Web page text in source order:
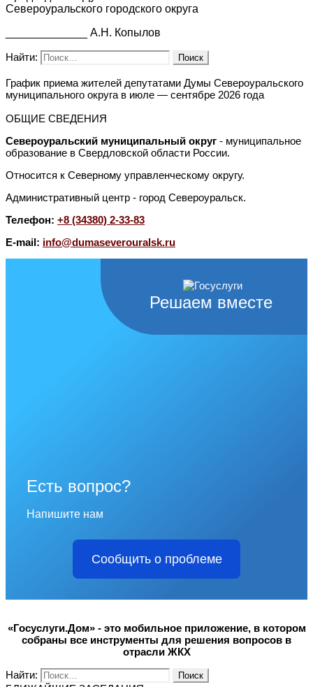
Североуральского городского округа
_____________ А.Н. Копылов
Найти:
График приема жителей депутатами Думы Североуральского
муниципального округа в июле — сентябре 2026 года
ОБЩИЕ СВЕДЕНИЯ
Североуральский муниципальный округ - муниципальное
образование в Свердловской области России.
Относится к Северному управленческому округу.
Административный центр - город Североуральск.
Телефон: +8 (34380) 2-33-83
E-mail: info@dumaseverouralsk.ru
Решаем вместе
Есть вопрос?
Напишите нам
Сообщить о проблеме
«Госуслуги.Дом» - это мобильное приложение, в котором
собраны все инструменты для решения вопросов в
отрасли ЖКХ
Найти: